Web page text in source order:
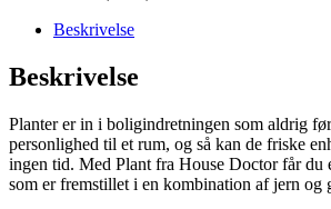
Beskrivelse
Beskrivelse
Planter er in i boligindretningen som aldrig
personlighed til et rum, og så kan de friske
ingen tid. Med Plant fra House Doctor får du
som er fremstillet i en kombination af jern og